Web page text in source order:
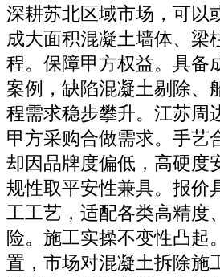
深耕苏北区域市场，可以
成大面积混凝土墙体、梁
程。保障甲方权益。具备
案例，缺陷混凝土剔除、
程需求稳步攀升。江苏周
甲方采购合做需求。手艺
却因品牌度偏低，高硬度
规性取平安性兼具。报价
工工艺，适配各类高精度
险。施工实操不变性凸起
置，市场对混凝土拆除施